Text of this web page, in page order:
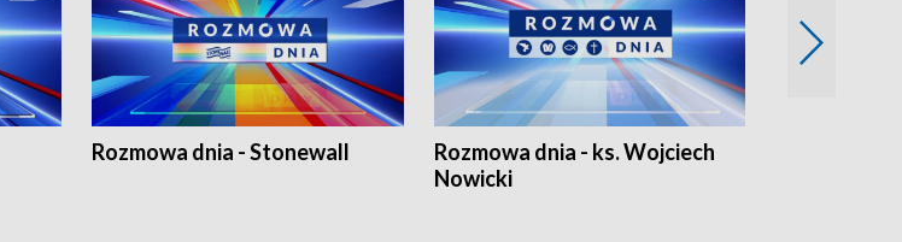
Rozmowa dnia - Stonewall
Rozmowa dnia - ks. Wojciech
Nowicki